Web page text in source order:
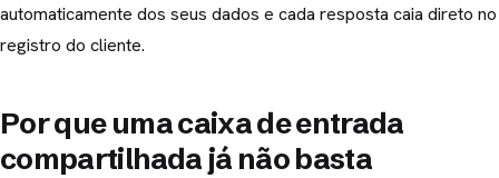
automaticamente dos seus dados e cada resposta caia direto no
registro do cliente.
Por que uma caixa de entrada
compartilhada já não basta